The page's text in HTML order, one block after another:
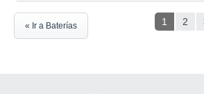
1 2
« Ir a Baterías